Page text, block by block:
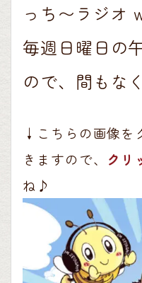
っち〜ラジオ
毎週日曜日の
ので、間もな
↓こちらの画像を
きますので、 クリ
ね♪